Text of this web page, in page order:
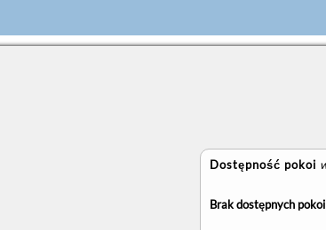
Dostępność pokoi
Brak dostępnych